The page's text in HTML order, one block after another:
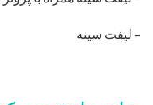
– لیفت سینه